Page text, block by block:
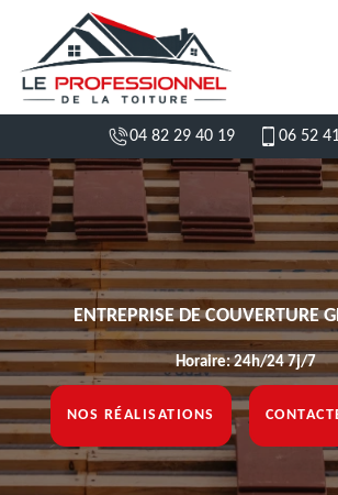
04 82 29 40 19 06 52
ENTREPRISE DE COUVERTURE
Horaire: 24h/24 7j/7
NOS RÉALISATIONS